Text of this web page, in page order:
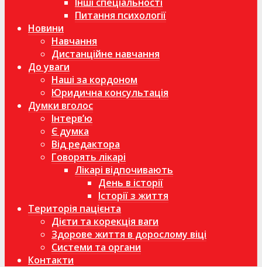
Питання психології
Новини
Навчання
Дистанційне навчання
До уваги
Наші за кордоном
Юридична консультація
Думки вголос
Інтерв’ю
Є думка
Від редактора
Говорять лікарі
Лікарі відпочивають
День в історії
Історії з життя
Територія пацієнта
Дієти та корекція ваги
Здорове життя в дорослому віці
Системи та органи
Контакти